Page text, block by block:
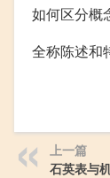
如何区分概
全称陈述和
上一篇
石英表与